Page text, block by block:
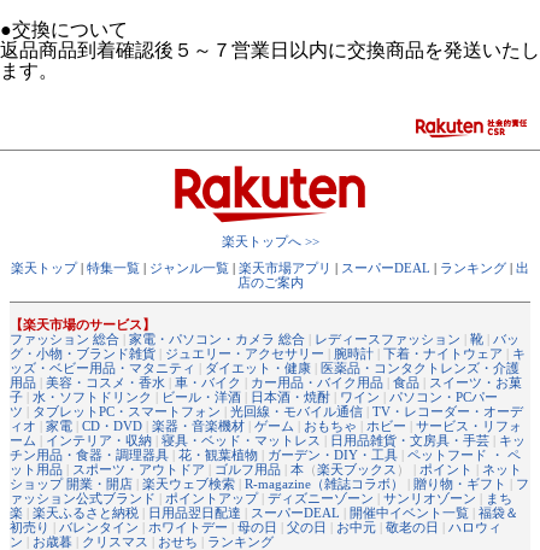
●交換について
返品商品到着確認後５～７営業日以内に交換商品を発送いたし
ます。
楽天トップへ >>
楽天トップ| 特集一覧 | ジャンル一覧 | 楽天市場アプリ | スーパーDEAL | ランキング | 出
店のご案内
【楽天市場のサービス】
ファッション 総合 | 家電・パソコン・カメラ 総合 | レディースファッション | 靴 | バッ
グ・小物・ブランド雑貨 | ジュエリー・アクセサリー | 腕時計 | 下着・ナイトウェア | キ
ッズ・ベビー用品・マタニティ | ダイエット・健康 | 医薬品・コンタクトレンズ・介護
用品 | 美容・コスメ・香水 | 車・バイク | カー用品・バイク用品 | 食品 | スイーツ・お菓
子 | 水・ソフトドリンク | ビール・洋酒 | 日本酒・焼酎 | ワイン | パソコン・PCパー
ツ | タブレットPC・スマートフォン | 光回線・モバイル通信 | TV・レコーダー・オーデ
ィオ | 家電 | CD・DVD | 楽器・音楽機材 | ゲーム | おもちゃ | ホビー | サービス・リフォ
ーム | インテリア・収納 | 寝具・ベッド・マットレス | 日用品雑貨・文房具・手芸 | キッ
チン用品・食器・調理器具 | 花・観葉植物 | ガーデン・DIY・工具 | ペットフード ・ ペ
ット用品 | スポーツ・アウトドア | ゴルフ用品 | 本 （楽天ブックス ） | ポイント | ネット
ショップ 開業・開店 | 楽天ウェブ検索 | R-magazine（雑誌コラボ） | 贈り物・ギフト | フ
ァッション公式ブランド | ポイントアップ| ディズニーゾーン | サンリオゾーン | まち
楽 | 楽天ふるさと納税 | 日用品翌日配達 | スーパーDEAL | 開催中イベント一覧 | 福袋＆
初売り | バレンタイン | ホワイトデー | 母の日 | 父の日 | お中元 | 敬老の日 | ハロウィ
ン | お歳暮 | クリスマス | おせち | ランキング